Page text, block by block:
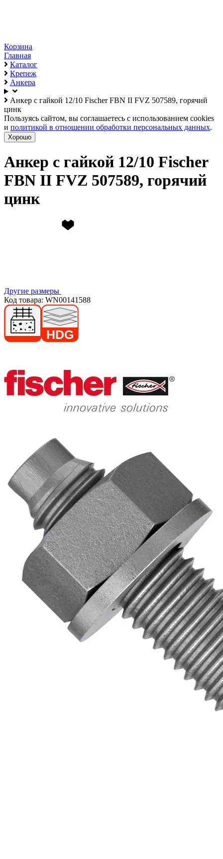
Корзина
Главная
Каталог
Крепеж
Анкера
Анкер с гайкой 12/10 Fischer FBN II FVZ 507589, горячий
цинк
Пользуясь сайтом, вы соглашаетесь с использованием cookies
и политикой в отношении обработки персональных данных.
Хорошо
Анкер с гайкой 12/10 Fischer
FBN II FVZ 507589, горячий
цинк
Другие размеры
Код товара: WN00141588